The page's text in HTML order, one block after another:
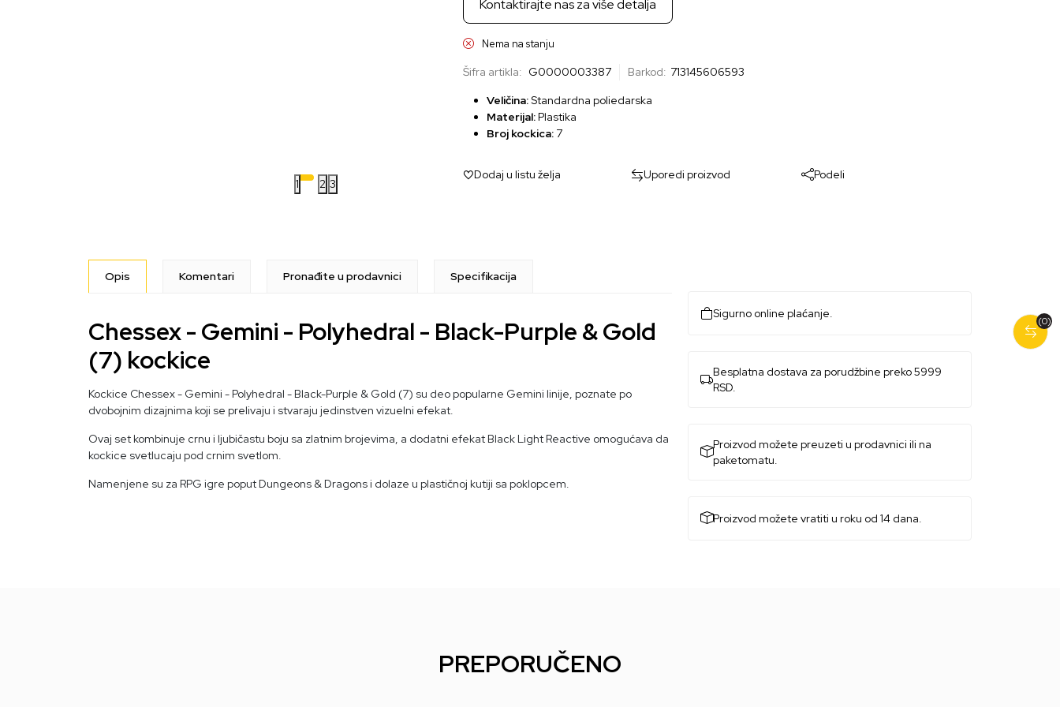
1 2 3
Kontaktirajte nas za više detalja
Nema na stanju
Šifra artikla: G0000003387 Barkod: 713145606593
Veličina:Standardna poliedarska
Materijal:Plastika
Broj kockica: 7
Dodaj u listu želja Uporedi proizvod Podeli
(0)
Opis Komentari Pronađite u prodavnici Specifikacija
Chessex - Gemini - Polyhedral - Black-Purple & Gold
(7) kockice
Kockice Chessex - Gemini - Polyhedral - Black-Purple & Gold (7) su deo popularne Gemini linije, poznate po
dvobojnim dizajnima koji se prelivaju i stvaraju jedinstven vizuelni efekat.
Ovaj set kombinuje crnu i ljubičastu boju sa zlatnim brojevima, a dodatni efekat Black Light Reactive omogućava da
kockice svetlucaju pod crnim svetlom.
Namenjene su za RPG igre poput Dungeons & Dragons i dolaze u plastičnoj kutiji sa poklopcem.
Sigurno online plaćanje.
Besplatna dostava za porudžbine preko 5999
RSD.
Proizvod možete preuzeti u prodavnici ili na
paketomatu.
Proizvod možete vratiti u roku od 14 dana.
PREPORUČENO